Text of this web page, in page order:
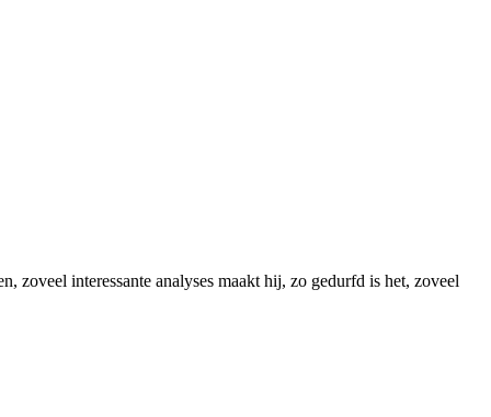
zoveel interessante analyses maakt hij, zo gedurfd is het, zoveel